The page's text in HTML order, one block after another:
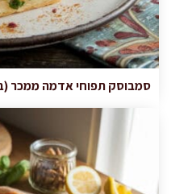
סמבוסק תפוחי אדמה ממכר